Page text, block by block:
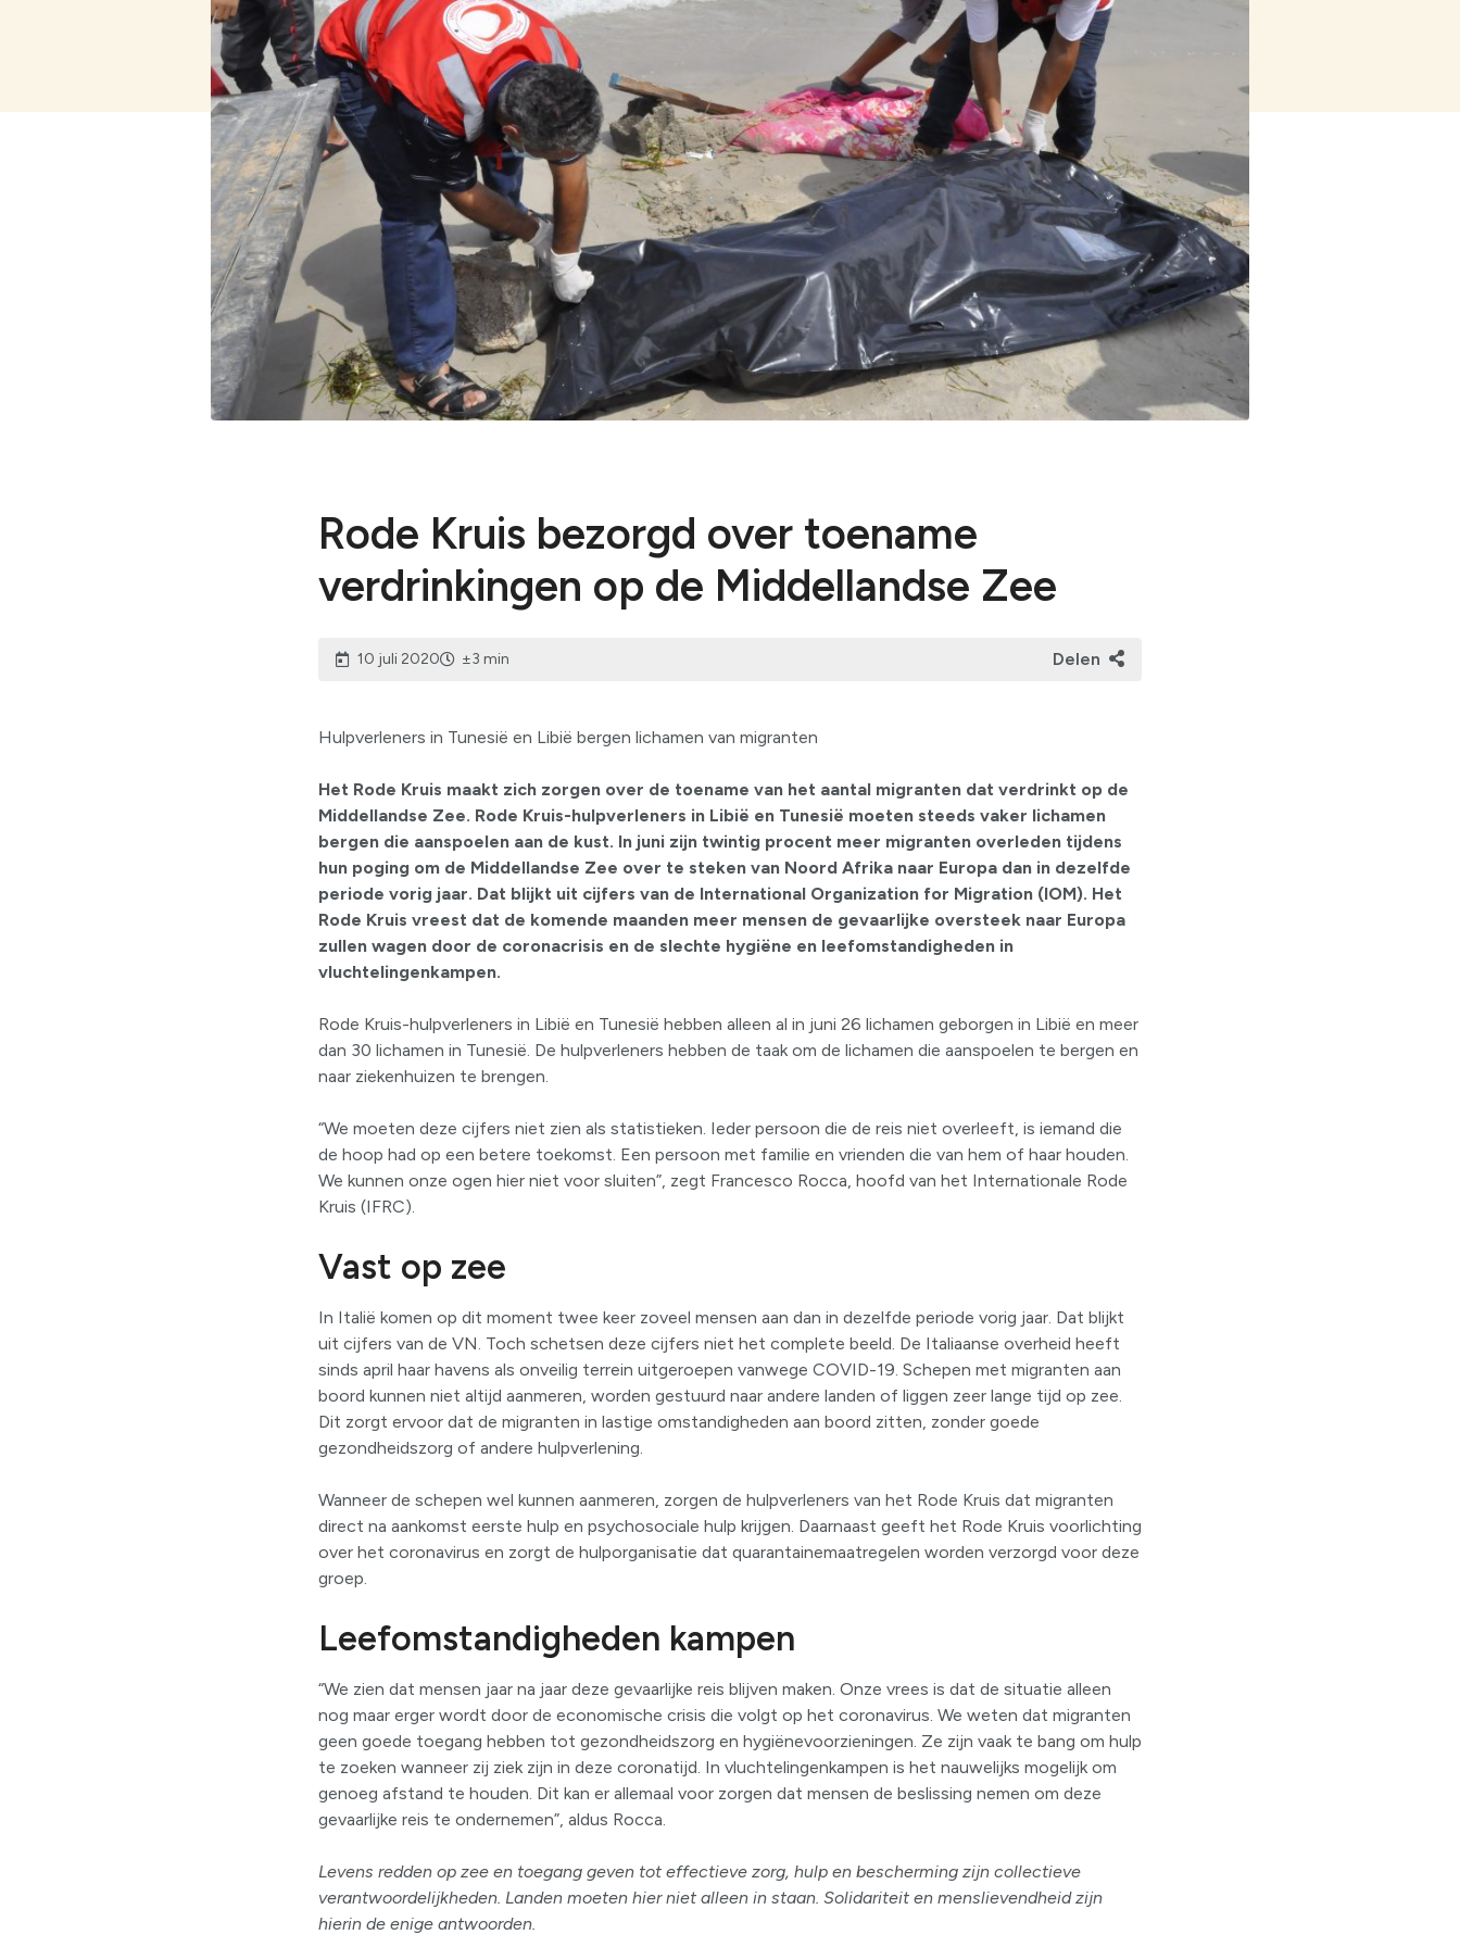
Bekijk alles Voorbereiding op rampen
Humanitair oorlogsrecht
Bekijk alles
Rode Kruis bezorgd over toename
verdrinkingen op de Middellandse Zee
10 juli 2020 ±3 min Delen
Hulpverleners in Tunesië en Libië bergen lichamen van migranten
Het Rode Kruis maakt zich zorgen over de toename van het aantal migranten dat verdrinkt op de
Middellandse Zee. Rode Kruis-hulpverleners in Libië en Tunesië moeten steeds vaker lichamen
bergen die aanspoelen aan de kust. In juni zijn twintig procent meer migranten overleden tijdens
hun poging om de Middellandse Zee over te steken van Noord Afrika naar Europa dan in dezelfde
periode vorig jaar. Dat blijkt uit cijfers van de International Organization for Migration (IOM). Het
Rode Kruis vreest dat de komende maanden meer mensen de gevaarlijke oversteek naar Europa
zullen wagen door de coronacrisis en de slechte hygiëne en leefomstandigheden in
vluchtelingenkampen.
Rode Kruis-hulpverleners in Libië en Tunesië hebben alleen al in juni 26 lichamen geborgen in Libië en meer
dan 30 lichamen in Tunesië. De hulpverleners hebben de taak om de lichamen die aanspoelen te bergen en
naar ziekenhuizen te brengen.
“We moeten deze cijfers niet zien als statistieken. Ieder persoon die de reis niet overleeft, is iemand die
de hoop had op een betere toekomst. Een persoon met familie en vrienden die van hem of haar houden.
We kunnen onze ogen hier niet voor sluiten”, zegt Francesco Rocca, hoofd van het Internationale Rode
Kruis (IFRC).
Vast op zee
In Italië komen op dit moment twee keer zoveel mensen aan dan in dezelfde periode vorig jaar. Dat blijkt
uit cijfers van de VN. Toch schetsen deze cijfers niet het complete beeld. De Italiaanse overheid heeft
sinds april haar havens als onveilig terrein uitgeroepen vanwege COVID-19. Schepen met migranten aan
boord kunnen niet altijd aanmeren, worden gestuurd naar andere landen of liggen zeer lange tijd op zee.
Dit zorgt ervoor dat de migranten in lastige omstandigheden aan boord zitten, zonder goede
gezondheidszorg of andere hulpverlening.
Wanneer de schepen wel kunnen aanmeren, zorgen de hulpverleners van het Rode Kruis dat migranten
direct na aankomst eerste hulp en psychosociale hulp krijgen. Daarnaast geeft het Rode Kruis voorlichting
over het coronavirus en zorgt de hulporganisatie dat quarantainemaatregelen worden verzorgd voor deze
groep.
Leefomstandigheden kampen
“We zien dat mensen jaar na jaar deze gevaarlijke reis blijven maken. Onze vrees is dat de situatie alleen
nog maar erger wordt door de economische crisis die volgt op het coronavirus. We weten dat migranten
geen goede toegang hebben tot gezondheidszorg en hygiënevoorzieningen. Ze zijn vaak te bang om hulp
te zoeken wanneer zij ziek zijn in deze coronatijd. In vluchtelingenkampen is het nauwelijks mogelijk om
genoeg afstand te houden. Dit kan er allemaal voor zorgen dat mensen de beslissing nemen om deze
gevaarlijke reis te ondernemen”, aldus Rocca.
Levens redden op zee en toegang geven tot effectieve zorg, hulp en bescherming zijn collectieve
verantwoordelijkheden. Landen moeten hier niet alleen in staan. Solidariteit en menslievendheid zijn
hierin de enige antwoorden.